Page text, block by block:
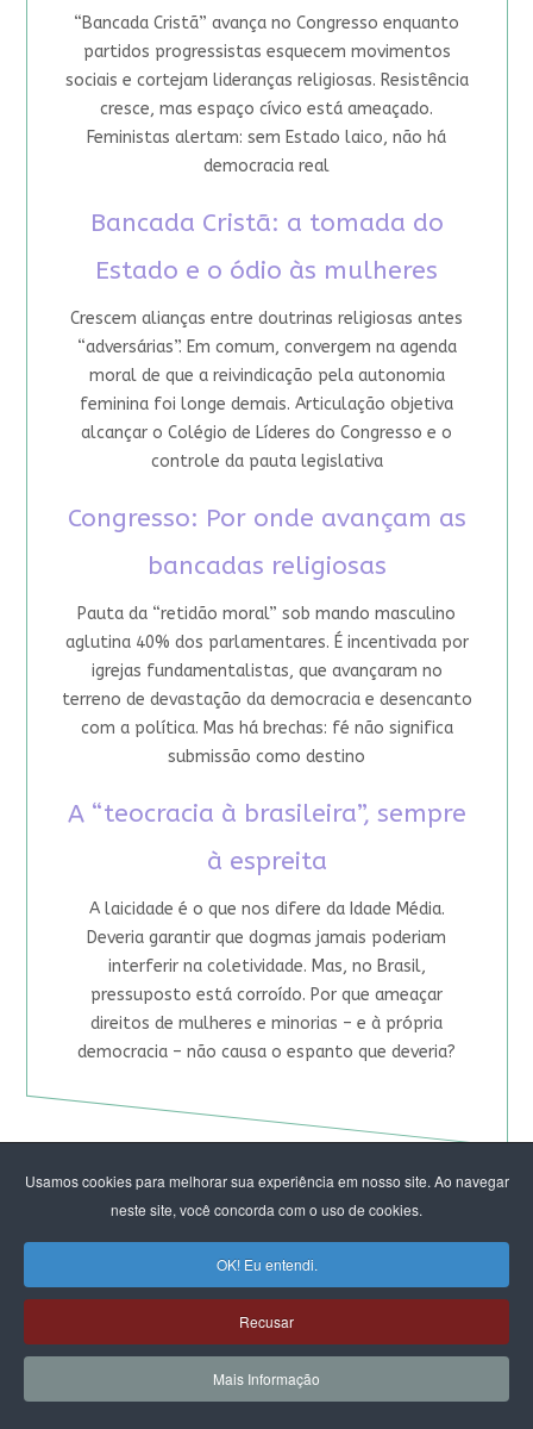
Usamos cookies para melhorar sua experiência em nosso site. Ao navegar
neste site, você concorda com o uso de cookies.
OK! Eu entendi.
Recusar
Mais Informação
“Bancada Cristã” avança no Congresso enquanto
partidos progressistas esquecem movimentos
sociais e cortejam lideranças religiosas. Resistência
cresce, mas espaço cívico está ameaçado.
Feministas alertam: sem Estado laico, não há
democracia real
Bancada Cristã: a tomada do
Estado e o ódio às mulheres
Crescem alianças entre doutrinas religiosas antes
“adversárias”. Em comum, convergem na agenda
moral de que a reivindicação pela autonomia
feminina foi longe demais. Articulação objetiva
alcançar o Colégio de Líderes do Congresso e o
controle da pauta legislativa
Congresso: Por onde avançam as
bancadas religiosas
Pauta da “retidão moral” sob mando masculino
aglutina 40% dos parlamentares. É incentivada por
igrejas fundamentalistas, que avançaram no
terreno de devastação da democracia e desencanto
com a política. Mas há brechas: fé não significa
submissão como destino
A “teocracia à brasileira”, sempre
à espreita
A laicidade é o que nos difere da Idade Média.
Deveria garantir que dogmas jamais poderiam
interferir na coletividade. Mas, no Brasil,
pressuposto está corroído. Por que ameaçar
direitos de mulheres e minorias – e à própria
democracia – não causa o espanto que deveria?
Laboratório Feminista
de Território no DF e Entorno
2026 FORMATURA